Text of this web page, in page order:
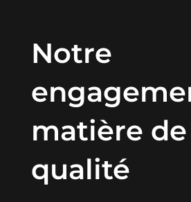
Notre
matière de
qualité